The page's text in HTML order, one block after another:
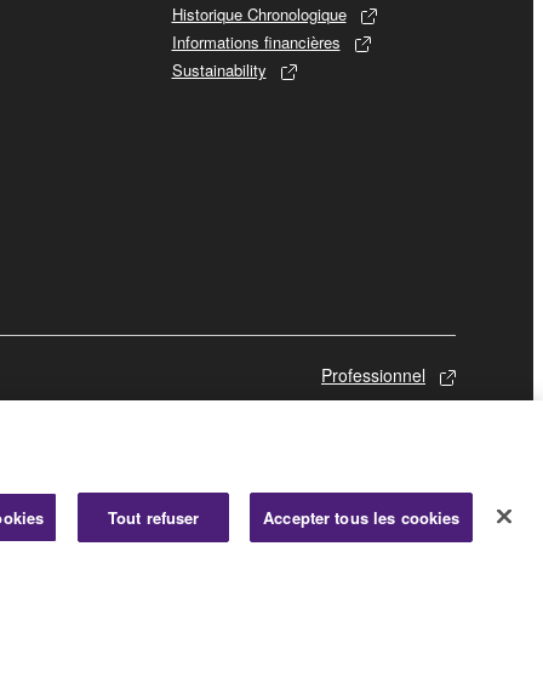
Historique Chronologique
Informations financières
Sustainability
Professionnel
Tout refuser Accepter tous les cookies